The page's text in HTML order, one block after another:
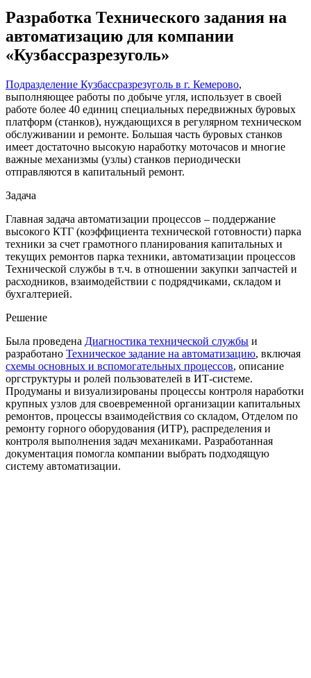
Разработка Технического задания на
автоматизацию для компании
«Кузбассразрезуголь»
Подразделение Кузбассразрезуголь в г. Кемерово,
выполняющее работы по добыче угля, использует в своей
работе более 40 единиц специальных передвижных буровых
платформ (станков), нуждающихся в регулярном техническом
обслуживании и ремонте. Большая часть буровых станков
имеет достаточно высокую наработку моточасов и многие
важные механизмы (узлы) станков периодически
отправляются в капитальный ремонт.
Задача
Главная задача автоматизации процессов – поддержание
высокого КТГ (коэффициента технической готовности) парка
техники за счет грамотного планирования капитальных и
текущих ремонтов парка техники, автоматизации процессов
Технической службы в т.ч. в отношении закупки запчастей и
расходников, взаимодействии с подрядчиками, складом и
бухгалтерией.
Решение
Была проведена Диагностика технической службы и
разработано Техническое задание на автоматизацию, включая
схемы основных и вспомогательных процессов, описание
оргструктуры и ролей пользователей в ИТ-системе.
Продуманы и визуализированы процессы контроля наработки
крупных узлов для своевременной организации капитальных
ремонтов, процессы взаимодействия со складом, Отделом по
ремонту горного оборудования (ИТР), распределения и
контроля выполнения задач механиками. Разработанная
документация помогла компании выбрать подходящую
систему автоматизации.